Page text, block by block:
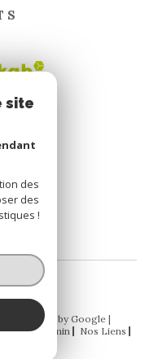
powered by Google |
Admin
Nos Liens
site
des
des
!